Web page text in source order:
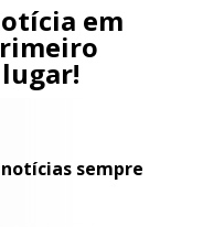
em
lugar!
sempre